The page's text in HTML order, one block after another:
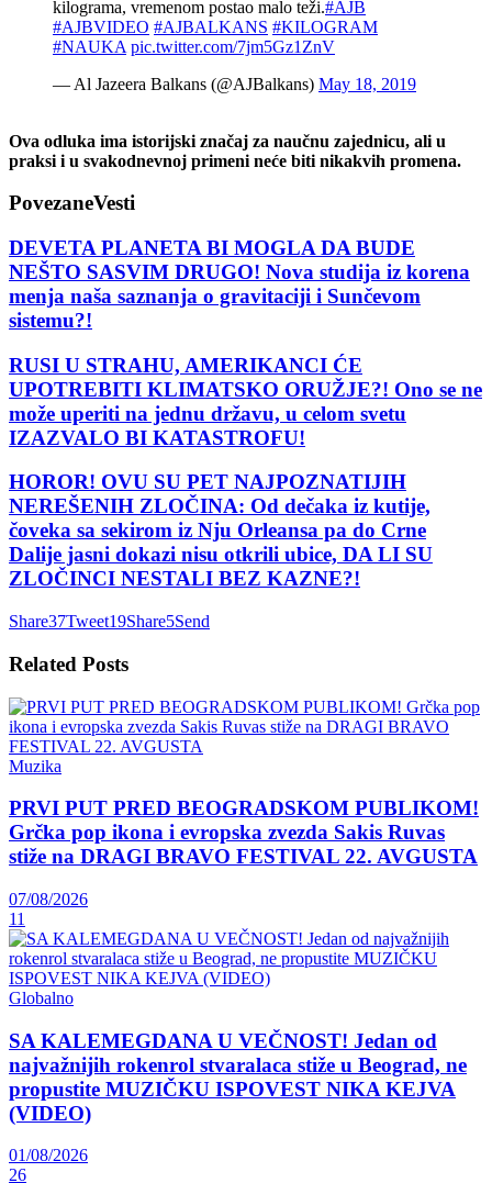
kilograma, vremenom postao malo teži.#AJB
#AJBVIDEO #AJBALKANS #KILOGRAM
#NAUKA pic.twitter.com/7jm5Gz1ZnV
— Al Jazeera Balkans (@AJBalkans) May 18, 2019
Ova odluka ima istorijski značaj za naučnu zajednicu, ali u
praksi i u svakodnevnoj primeni neće biti nikakvih promena.
PovezaneVesti
DEVETA PLANETA BI MOGLA DA BUDE
NEŠTO SASVIM DRUGO! Nova studija iz korena
menja naša saznanja o gravitaciji i Sunčevom
sistemu?!
RUSI U STRAHU, AMERIKANCI ĆE
UPOTREBITI KLIMATSKO ORUŽJE?! Ono se ne
može uperiti na jednu državu, u celom svetu
IZAZVALO BI KATASTROFU!
HOROR! OVU SU PET NAJPOZNATIJIH
NEREŠENIH ZLOČINA: Od dečaka iz kutije,
čoveka sa sekirom iz Nju Orleansa pa do Crne
Dalije jasni dokazi nisu otkrili ubice, DA LI SU
ZLOČINCI NESTALI BEZ KAZNE?!
Share37Tweet19Share5Send
Related Posts
Muzika
PRVI PUT PRED BEOGRADSKOM PUBLIKOM!
Grčka pop ikona i evropska zvezda Sakis Ruvas
stiže na DRAGI BRAVO FESTIVAL 22. AVGUSTA
07/08/2026
11
Globalno
SA KALEMEGDANA U VEČNOST! Jedan od
najvažnijih rokenrol stvaralaca stiže u Beograd, ne
propustite MUZIČKU ISPOVEST NIKA KEJVA
(VIDEO)
01/08/2026
26